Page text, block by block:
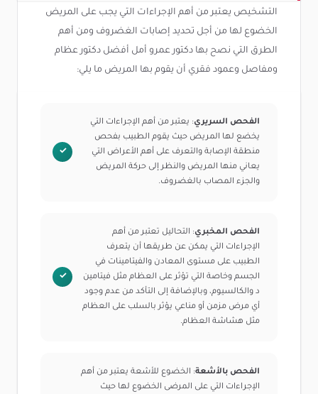
التشخيص يعتبر من أهم الإجراءات التي يجب على المريض
الخضوع لها من أجل تحديد إصابات الغضروف ومن أهم
الطرق التي نصح بها دكتور عمرو أمل أفضل دكتور عظام
ومفاصل وعمود فقري أن يقوم بها المريض ما يلي:
الفحص السريري: يعتبر من أهم الإجراءات التي
يخضع لها المريض حيث يقوم الطبيب بفحص
منطقة الإصابة والتعرف على أهم الأعراض التي
يعاني منها المريض والنظر إلى حركة المريض
والجزء المصاب بالغضروف.
الفحص المخبري: التحاليل تعتبر من أهم
الإجراءات التي يمكن عن طريقها أن يتعرف
الطبيب على مستوى المعادن والفيتامينات في
الجسم وخاصة التي تؤثر على العظام مثل فيتامين
د والكالسيوم، وبالإضافة إلى التأكد من عدم وجود
أي مرض مزمن أو مناعي يؤثر بالسلب على العظام
مثل هشاشة العظام.
الفحص بالأشعة: الخضوع للأشعة يعتبر من أهم
الإجراءات التي على المرضى الخضوع لها حيث